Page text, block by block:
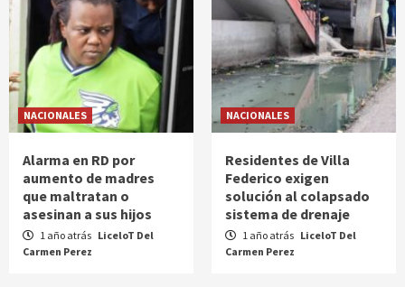
NACIONALES
Alarma en RD por
aumento de madres
que maltratan o
asesinan a sus hijos
1 año atrás LiceloT Del
Carmen Perez
NACIONALES
Residentes de Villa
Federico exigen
solución al colapsado
sistema de drenaje
1 año atrás LiceloT Del
Carmen Perez